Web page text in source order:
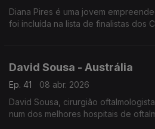
Diana Pires é uma jovem
foi incluída na lista de finalistas dos
David Sousa - Austrália
Ep. 41
08 abr. 2026
David Sousa, cirurgião oftalmologista e
num dos melhores hospitais de